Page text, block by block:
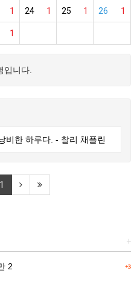
1 1
24 1
25 1
26
1
입니다.
비한 하루다. - 찰리 채플린
1
+
+3
2